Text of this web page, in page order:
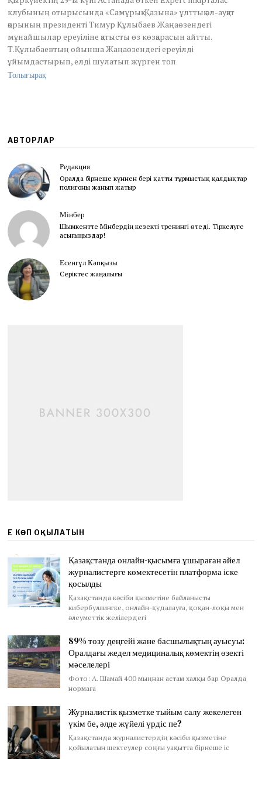
p
t
e
m
b
e
r
клубының отырысында «Самұрық-Қазына» ұлттық әл-ауқат
қорының президенті Тимур Құлыбаев Жаңаөзендегі
мұнайшылар ереуіліне қатысты өз көзқарасын айтты.
Т.Құлыбаевтың ойынша Жаңаөзендегі ереуілді
ұйымдастырып, елді шулатып жүрген топ
Толығырақ
АВТОРЛАР
Редакция
Оралда бірнеше күннен бері қатты тұрмыстық қалдықтар
полигоны жанып жатыр
Мінбер
Шымкентте Мінбердің кезекті тренингі өтеді. Тіркелуге
асығыңыздар!
Есенгүл Кәпқызы
Серіктес жаңалығы
ЕҢ КӨП ОҚЫЛАТЫН
Қазақстанда онлайн-қысымға ұшыраған әйел
журналистерге көмектесетін платформа іске
қосылды
Қазақстанда кәсіби қызметіне байланысты
кибербуллингке, онлайн-қудалауға, қоқан-лоқы мен
әлеуметтік желілердегі
89% тозу деңгейі және басшылықтың ауысуы:
Оралдағы жедел медициналық көмектің өзекті
мәселелері
Фото: А. Шамай 400 мыңнан астам халқы бар Оралда
нормаға
Журналистік қызметке тыйым салу жекелеген
үкім бе, әлде жүйелі үрдіс пе?
Қазақстанда журналистердің кәсіби қызметіне
қойылатын шектеулер соңғы уақытта бірнеше іс